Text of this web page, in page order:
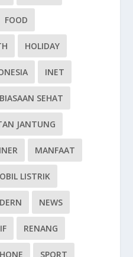
FOOD
HOLIDAY
INET
SEHAT
JANTUNG
MANFAAT
LISTRIK
NEWS
RENANG
SPORT